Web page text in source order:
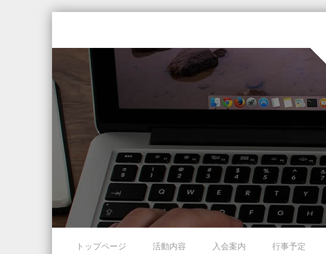
トップページ
活動内容 入会案内 行事予定